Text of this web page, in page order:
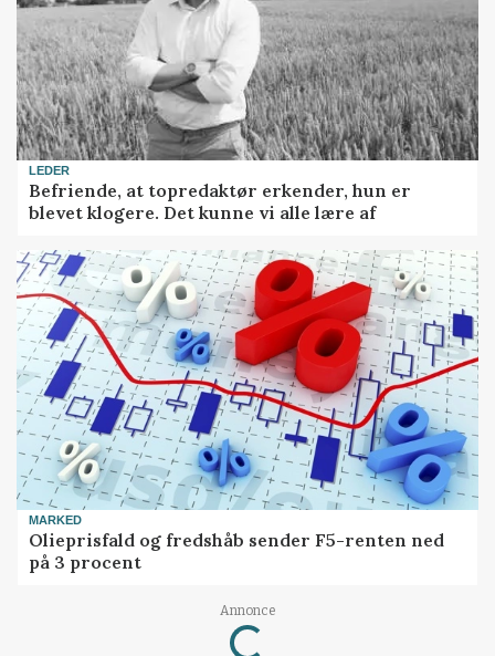
LEDER
Befriende, at topredaktør erkender, hun er
blevet klogere. Det kunne vi alle lære af
MARKED
Olieprisfald og fredshåb sender F5-renten ned
på 3 procent
Annonce
Loading...